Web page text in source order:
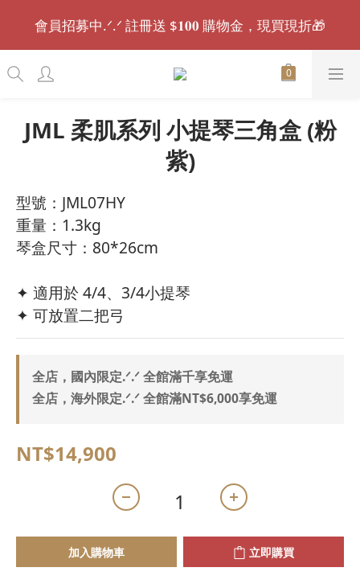
會員招募中.ᐟ.ᐟ 註冊送 $𝟏𝟎𝟎 購物金，現買現折🎁
會員招募中.ᐟ.ᐟ 註冊送 $𝟏𝟎𝟎 購物金，現買現折🎁
🚚全館滿千免運｜𝟏𝟓:𝟑𝟎 前下單，現貨最快當日出
貨.ᐟ.ᐟ⏰
🌟 消費後留下好評開箱，最高可獲得 $𝟓𝟎𝟎 購物金 🌟
會員招募中.ᐟ.ᐟ 註冊送 $𝟏𝟎𝟎 購物金，現買現折🎁
JML 柔肌系列 小提琴三角盒 (粉
紫)
型號：JML07HY
重量：1.3kg
琴盒尺寸：80*26cm
✦ 適用於 4/4、3/4小提琴
✦ 可放置二把弓
全店，國內限定.ᐟ.ᐟ 全館滿千享免運
全店，海外限定.ᐟ.ᐟ 全館滿NT$6,000享免運
NT$14,900
加入購物車 立即購買